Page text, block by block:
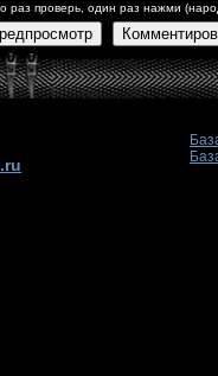
раз проверь, один раз нажми